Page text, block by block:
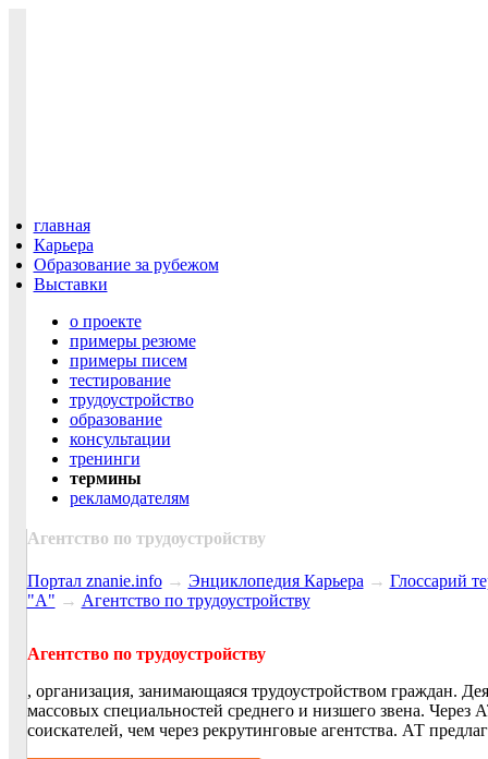
главная
Карьера
Образование за рубежом
Выставки
о проекте
примеры резюме
примеры писем
тестирование
трудоустройство
образование
консультации
тренинги
термины
рекламодателям
Агентство по трудоустройству
Портал znanie.info→ Энциклопедия Карьера → Глосcарий
"А" → Агентство по трудоустройству
Агентство по трудоустройству
, организация, занимающаяся трудоустройством граждан.
массовых специальностей среднего и низшего звена. Через
соискателей, чем через рекрутинговые агентства. АТ